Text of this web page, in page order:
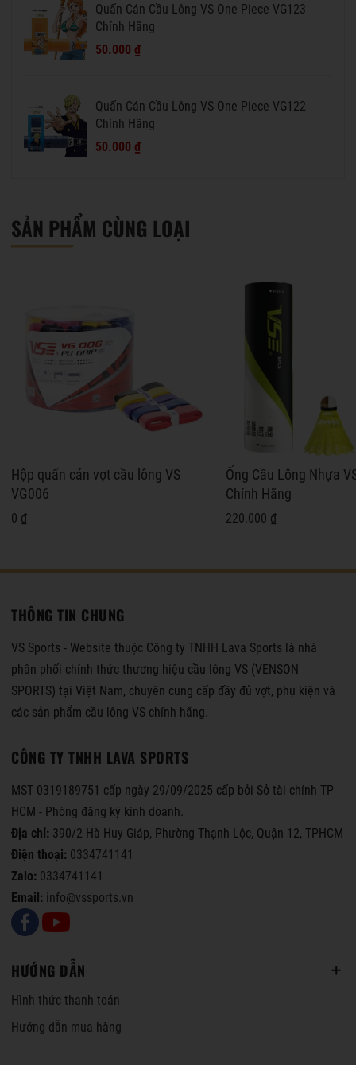
Quấn Cán Cầu Lông VS One Piece VG123
Chính Hãng
50.000 ₫
Quấn Cán Cầu Lông VS One Piece VG122
Chính Hãng
50.000 ₫
SẢN PHẨM CÙNG LOẠI
Hộp quấn cán vợt cầu lông VS
VG006
0 ₫
Ống Cầu Lông Nhựa
Chính Hãng
220.000 ₫
THÔNG TIN CHUNG
VS Sports - Website thuộc Công ty TNHH Lava Sports là nhà
phân phối chính thức thương hiệu cầu lông VS (VENSON
SPORTS) tại Việt Nam, chuyên cung cấp đầy đủ vợt, phụ kiện và
các sản phẩm cầu lông VS chính hãng.
CÔNG TY TNHH LAVA SPORTS
MST 0319189751 cấp ngày 29/09/2025 cấp bởi Sở tài chính TP
HCM - Phòng đăng ký kinh doanh.
Địa chỉ: 390/2 Hà Huy Giáp, Phường Thạnh Lộc, Quận 12, TPHCM
Điện thoại: 0334741141
Zalo: 0334741141
Email: info@vssports.vn
HƯỚNG DẪN
Hình thức thanh toán
Hướng dẫn mua hàng